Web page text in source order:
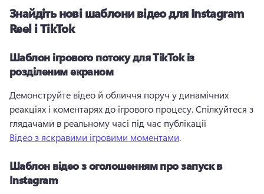
Знайдіть нові шаблони відео для Instagram
Reel і TikTok
Шаблон ігрового потоку для TikTok із
розділеним екраном
Демонструйте відео й обличчя поруч у динамічних
реакціях і коментарях до ігрового процесу. Спілкуйтеся з
глядачами в реальному часі під час публікації
Відео з яскравими ігровими моментами.
Шаблон відео з оголошенням про запуск в
Instagram